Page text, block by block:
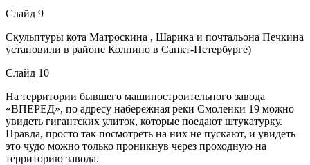
Слайд 9
Скульптуры кота Матроскина , Шарика и почтальона Печкина
установили в районе Колпино в Санкт-Петербурге)
Слайд 10
На территории бывшего машиностроительного завода
«ВПЕРЕД», по адресу набережная реки Смоленки 19 можно
увидеть гигантских улиток, которые поедают штукатурку.
Правда, просто так посмотреть на них не пускают, и увидеть
это чудо можно только проникнув через проходную на
территорию завода.